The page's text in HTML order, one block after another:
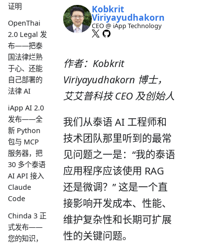
证明
OpenThai
2.0 Legal 发
布——把泰
国法律烂熟
于心、还能
自己部署的
法律 AI
iApp AI 2.0
发布——全
新 Python
包与 MCP
服务器，把
30 多个泰语
AI API 接入
Claude
Code
Chinda 3 正
式发布——
您的知识，
Kobkrit
Viriyayudhakorn
CEO @ iApp Technology
作者：Kobkrit
Viriyayudhakorn 博士，
艾艾普科技 CEO 及创始人
我们从泰语 AI 工程师和
技术团队那里听到的最常
见问题之一是：“我的泰语
应用程序应该使用 RAG
还是微调？” 这是一个直
接影响开发成本、性能、
维护复杂性和长期可扩展
性的关键问题。